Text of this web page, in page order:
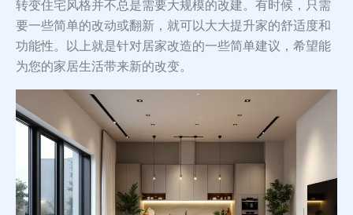
转变住宅风格并不总是需要大规模的改建。有时候，只需
要一些简单的改动或翻新，就可以大大提升家的舒适度和
功能性。以上就是针对居家改造的一些简单建议，希望能
为您的家居生活带来新的改变。